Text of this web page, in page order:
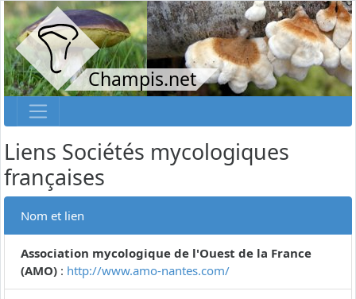
Champis.net
Liens Sociétés mycologiques
françaises
Nom et lien
Association mycologique de l'Ouest de la France
(AMO) : http://www.amo-nantes.com/